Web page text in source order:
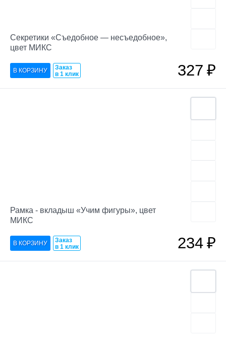
Секретики «Съедобное — несъедобное»,
цвет МИКС
Заказ
в 1 клик
327₽
Рамка - вкладыш «Учим фигуры», цвет
МИКС
Заказ
в 1 клик
234₽